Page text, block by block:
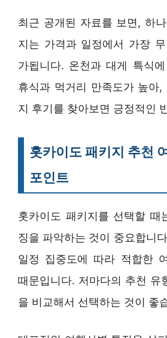
최근 공개된 자료를 보면, 하
지는 가격과 일정에서 가장
가됩니다. 온천과 대게 특식
휴식과 먹거리 만족도가 높아,
지 후기를 찾아보면 긍정적인
홋카이도 패키지 추천
포인트
홋카이도 패키지를 선택할 때
징을 파악하는 것이 중요합니
일정 집중도에 따라 적합한
때문입니다. 저마다의 추천 유
을 비교해서 선택하는 것이 좋